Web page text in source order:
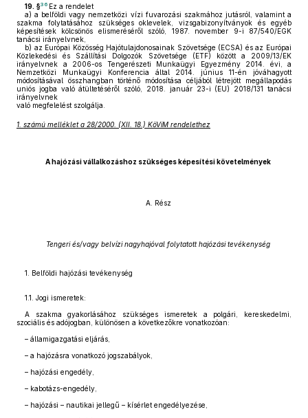
19. §36 Ez a rendelet
a) a belföldi vagy nemzetközi vízi fuvarozási szakmához jutásról, valamint a
szakma folytatásához szükséges oklevelek, vizsgabizonyítványok és egyéb
képesítések kölcsönös elismeréséről szóló, 1987. november 9-i 87/540/EGK
tanácsi irányelvnek,
b) az Európai Közösség Hajótulajdonosainak Szövetsége (ECSA) és az Európai
Közlekedési és Szállítási Dolgozók Szövetsége (ETF) között a 2009/13/EK
irányelvnek a 2006-os Tengerészeti Munkaügyi Egyezmény 2014. évi, a
Nemzetközi Munkaügyi Konferencia által 2014. június 11-én jóváhagyott
módosításával összhangban történő módosítása céljából létrejött megállapodás
uniós jogba való átültetéséről szóló, 2018. január 23-i (EU) 2018/131 tanácsi
irányelvnek
való megfelelést szolgálja.
1. számú melléklet a 28/2000. (XII. 18.) KöViM rendelethez
A hajózási vállalkozáshoz szükséges képesítési követelmények
A. Rész
Tengeri és/vagy belvízi nagyhajóval folytatott hajózási tevékenység
1. Belföldi hajózási tevékenység
1.1. Jogi ismeretek:
A szakma gyakorlásához szükséges ismeretek a polgári, kereskedelmi,
szociális és adójogban, különösen a következőkre vonatkozóan:
– államigazgatási eljárás,
– a hajózásra vonatkozó jogszabályok,
– hajózási engedély,
– kabotázs-engedély,
– hajózási – nautikai jellegű – kísérlet engedélyezése,